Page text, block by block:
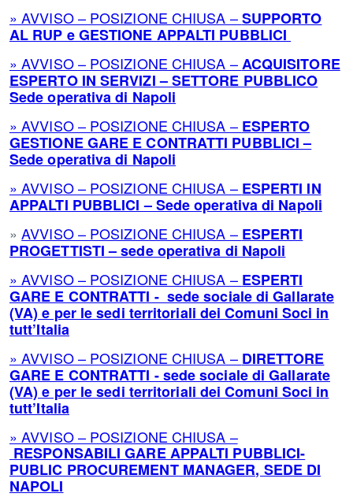
» AVVISO – POSIZIONE CHIUSA –SUPPORTO
AL RUP e GESTIONE APPALTI PUBBLICI
» AVVISO – POSIZIONE CHIUSA –ACQUISITORE
ESPERTO IN SERVIZI – SETTORE PUBBLICO
Sede operativa di Napoli
» AVVISO – POSIZIONE CHIUSA – ESPERTO
GESTIONE GARE E CONTRATTI PUBBLICI –
Sede operativa di Napoli
» AVVISO – POSIZIONE CHIUSA – ESPERTI IN
APPALTI PUBBLICI – Sede operativa di Napoli
»AVVISO – POSIZIONE CHIUSA – ESPERTI
PROGETTISTI – sede operativa di Napoli
» AVVISO – POSIZIONE CHIUSA – ESPERTI
GARE E CONTRATTI - sede sociale di Gallarate
(VA) e per le sedi territoriali dei Comuni Soci in
tutt’Italia
» AVVISO – POSIZIONE CHIUSA – DIRETTORE
GARE E CONTRATTI - sede sociale di Gallarate
(VA) e per le sedi territoriali dei Comuni Soci in
tutt’Italia
» AVVISO – POSIZIONE CHIUSA –
RESPONSABILI GARE APPALTI PUBBLICI-
PUBLIC PROCUREMENT MANAGER, SEDE DI
NAPOLI